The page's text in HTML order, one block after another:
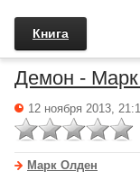
Книга
Демон -
12 ноября 2013,
Марк Олден